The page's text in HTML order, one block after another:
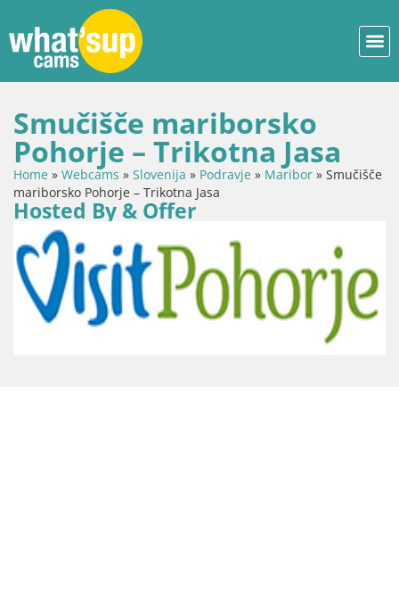
Smučišče mariborsko
Pohorje – Trikotna Jasa
Home » Webcams » Slovenija » Podravje » Maribor » Smučišče
mariborsko Pohorje – Trikotna Jasa
Hosted By & Offer